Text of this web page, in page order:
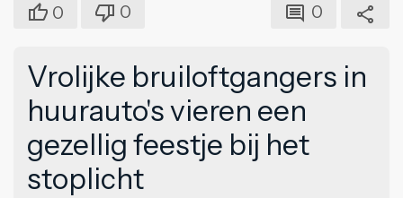
0 0 0
Vrolijke bruiloftgangers in
huurauto's vieren een
gezellig feestje bij het
stoplicht